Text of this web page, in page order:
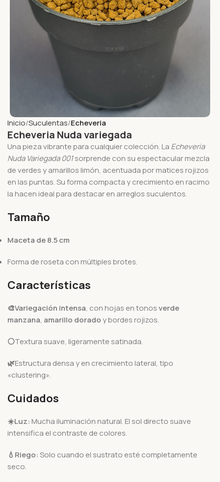
Inicio Suculentas Echeveria
Echeveria Nuda variegada
Una pieza vibrante para cualquier colección. La Echeveria
Nuda Variegada 001sorprende con su espectacular mezcla
de verdes y amarillos limón, acentuada por matices rojizos
en las puntas. Su forma compacta y crecimiento en racimo
la hacen ideal para destacar en arreglos suculentos.
Tamaño
Maceta de 8.5 cm
Forma de roseta con múltiples brotes.
Características
🎨Variegación intensa, con hojas en tonosverde
manzana, amarillo doradoy bordes rojizos.
⚪Textura suave, ligeramente satinada.
🌿Estructura densa y en crecimiento lateral, tipo
«clustering».
Cuidados
☀️Luz: Mucha iluminación natural. El sol directo suave
intensifica el contraste de colores.
💧 Riego:Solo cuando el sustrato esté completamente
seco.